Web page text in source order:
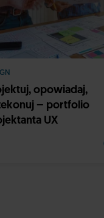
opowiadaj,
– portfolio
UX